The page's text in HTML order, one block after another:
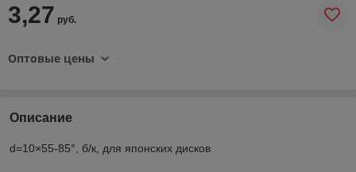
3,27 руб.
Оптовые цены
Описание
d=10×55-85°, б/к, для японских дисков